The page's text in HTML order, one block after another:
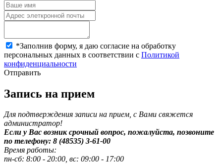
*Заполнив форму, я даю согласие на обработку
персональных данных в соответствии с Политикой
конфиденциальности
Отправить
Запись на прием
Для подтверждения записи на прием, с Вами свяжется
администратор!
Если у Вас возник срочный вопрос, пожалуйста, позвоните
по телефону: 8 (48535) 3-61-00
Время работы:
пн-сб: 8:00 - 20:00, вс: 09:00 - 17:00